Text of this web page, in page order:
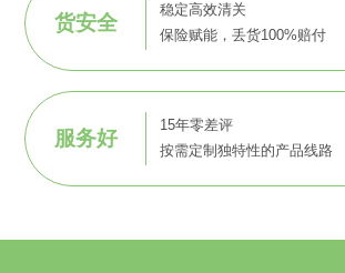
货安全
稳定高效清关
保险赋能，丢货100%赔付
服务好
15年零差评
按需定制独特性的产品线路